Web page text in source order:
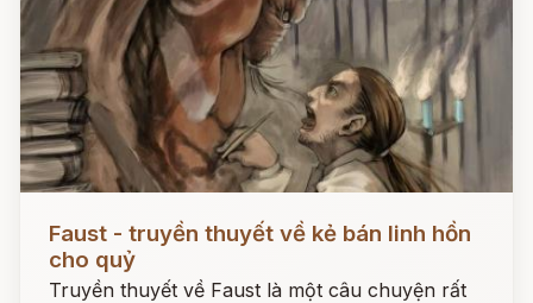
Faust - truyền thuyết về kẻ bán linh hồn
cho quỷ
Truyền thuyết về Faust là một câu chuyện rất